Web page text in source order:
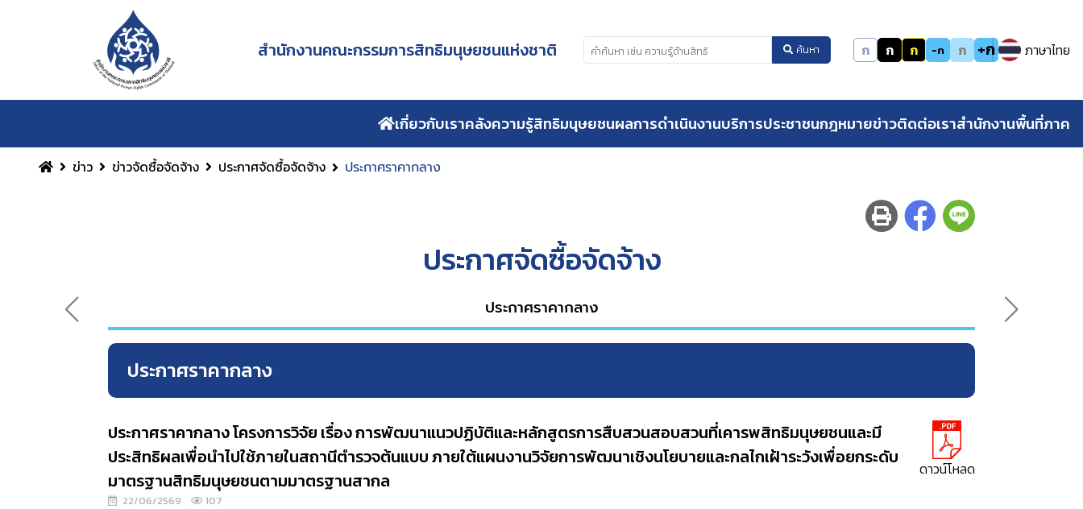
สำนักงานคณะกรรมการสิทธิมนุษยชนแห่งชาติ ค้นหา ก ก ก -ก ก +ก ภาษาไทย
เกี่ยวกับเราคลังความรู้สิทธิมนุษยชนผลการดำเนินงานบริการประชาชนกฎหมายข่าวติดต่อเราสำนักงานพื้นที่ภาค
ข่าว ข่าวจัดซื้อจัดจ้าง ประกาศจัดซื้อจัดจ้าง ประกาศราคากลาง
ประกาศจัดซื้อจัดจ้าง
ประกาศราคากลาง
ประกาศราคากลาง
ประกาศราคากลาง โครงการวิจัย เรื่อง การพัฒนาแนวปฏิบัติและหลักสูตรการสืบสวนสอบสวนที่เคารพสิทธิมนุษยชนและมี
ประสิทธิผลเพื่อนำไปใช้ภายในสถานีตำรวจต้นแบบ ภายใต้แผนงานวิจัยการพัฒนาเชิงนโยบายและกลไกเฝ้าระวังเพื่อยกระดับ
มาตรฐานสิทธิมนุษยชนตามมาตรฐานสากล
22/06/2569 107
ดาวน์โหลด